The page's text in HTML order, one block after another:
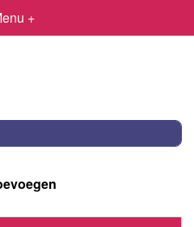
+